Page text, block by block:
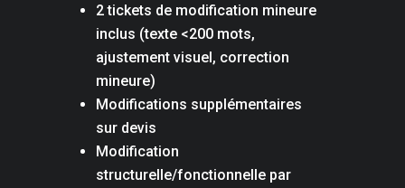
2 tickets de modification mineure
inclus (texte <200 mots,
ajustement visuel, correction
mineure)
Modifications supplémentaires
sur devis
Modification
structurelle/fonctionnelle par